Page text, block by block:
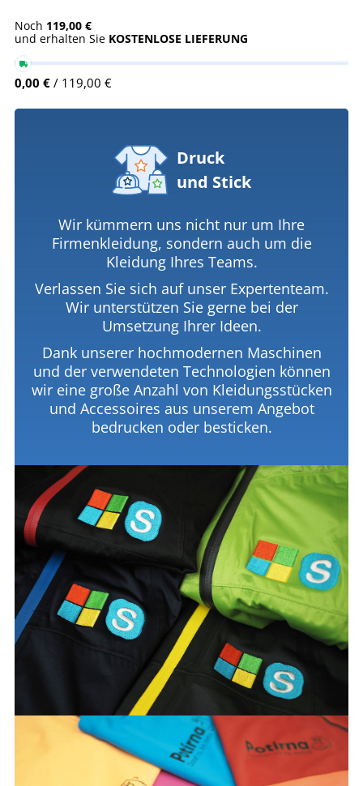
Noch 119,00 €
und erhalten Sie KOSTENLOSE LIEFERUNG
0,00 € / 119,00 €
Druck
und Stick
Wir kümmern uns nicht nur um Ihre
Firmenkleidung, sondern auch um die
Kleidung Ihres Teams.
Verlassen Sie sich auf unser Expertenteam.
Wir unterstützen Sie gerne bei der
Umsetzung Ihrer Ideen.
Dank unserer hochmodernen Maschinen
und der verwendeten Technologien können
wir eine große Anzahl von Kleidungsstücken
und Accessoires aus unserem Angebot
bedrucken oder besticken.